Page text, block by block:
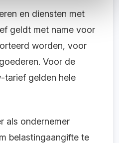
en diensten met
geldt met name voor
worden, voor
Voor de
tarief gelden hele
als ondernemer
belastingaangifte te